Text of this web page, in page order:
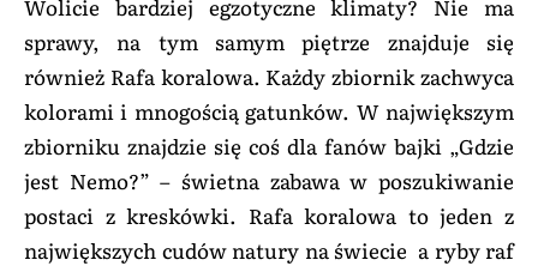
Wolicie bardziej egzotyczne klimaty? Nie ma
sprawy, na tym samym piętrze znajduje się
również Rafa koralowa. Każdy zbiornik zachwyca
kolorami i mnogością gatunków. W największym
zbiorniku znajdzie się coś dla fanów bajki „Gdzie
jest Nemo?” – świetna zabawa w poszukiwanie
postaci z kreskówki. Rafa koralowa to jeden z
największych cudów natury na świecie a ryby raf